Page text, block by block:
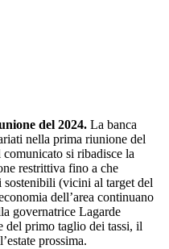
del 2024. La banca
nella prima riunione del
si ribadisce la
restrittiva fino a che
sostenibili (vicini al target del
dell’area continuano
governatrice Lagarde
del primo taglio dei tassi, il
prossima.